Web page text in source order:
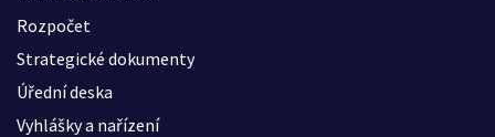
Rozpočet
Strategické dokumenty
Úřední deska
Vyhlášky a nařízení